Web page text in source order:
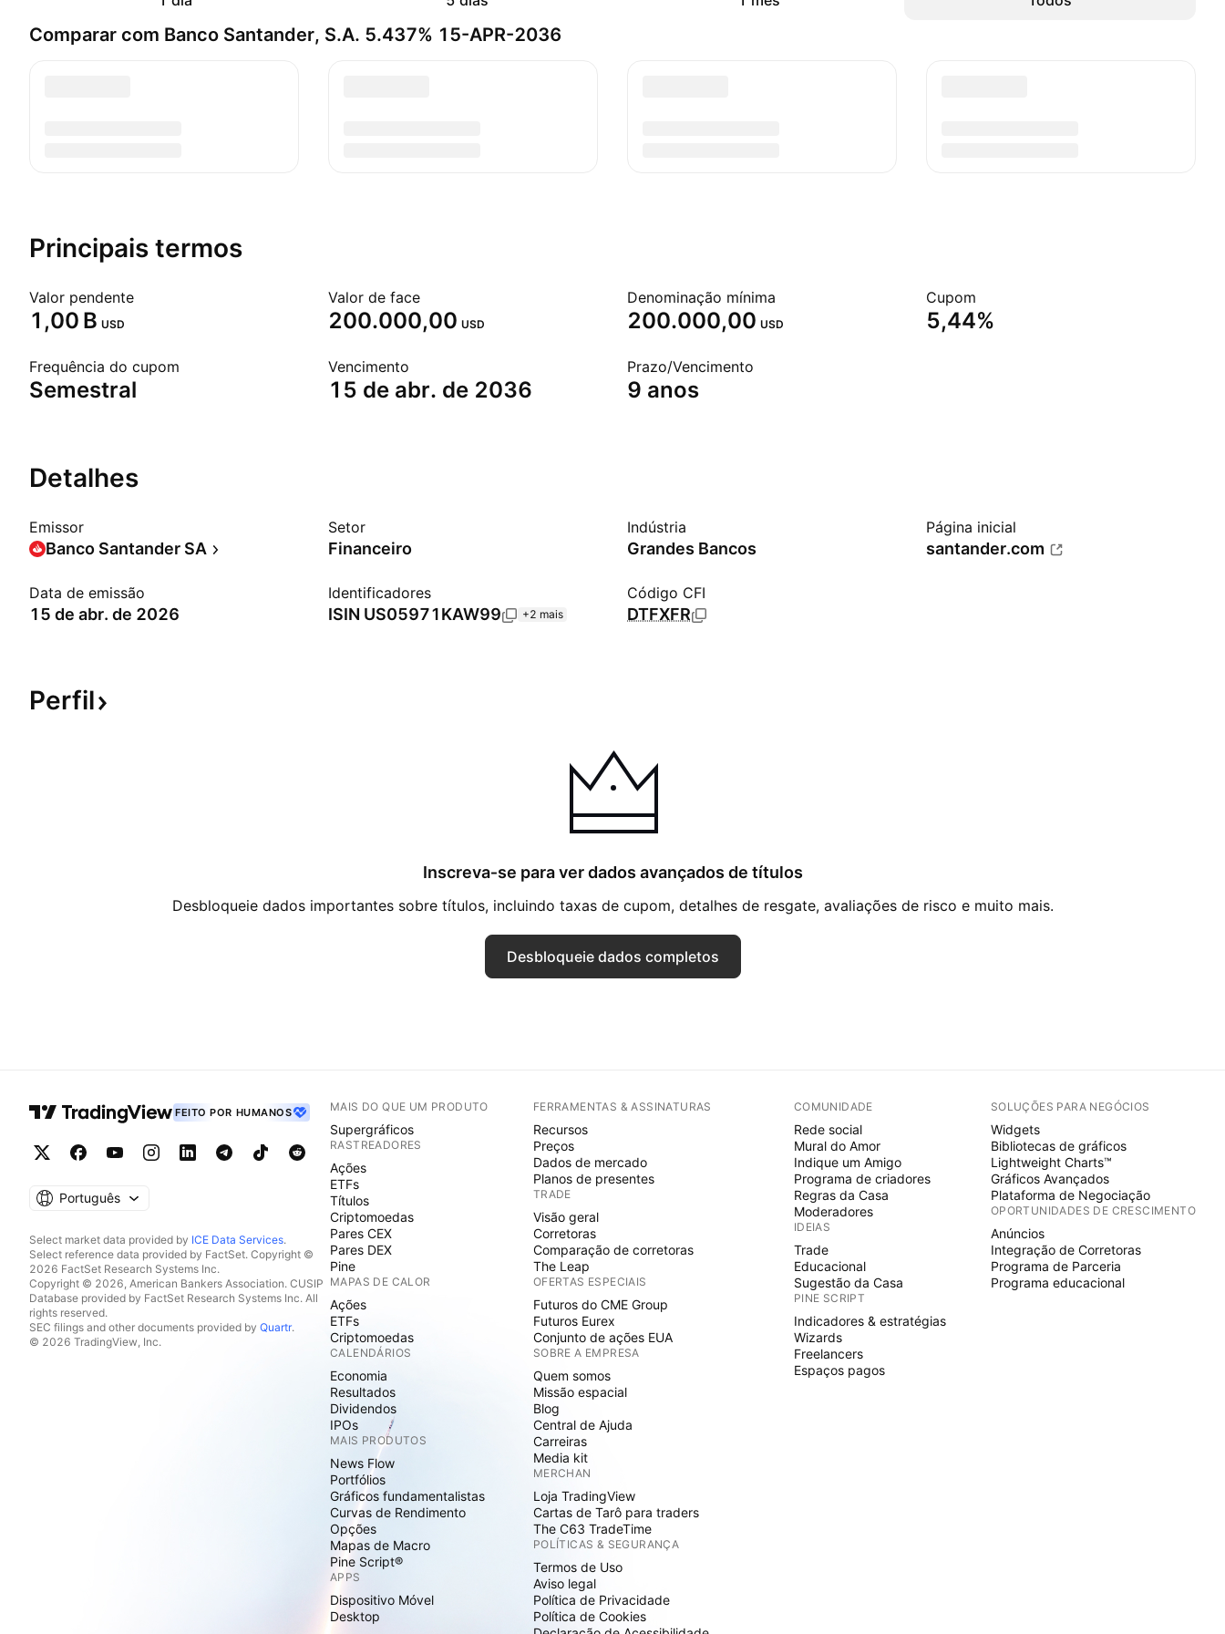
Comparar com Banco Santander, S.A. 5.437% 15-APR-2036
Principais termos
Valor pendente
‪1,00 B‬ USD
Valor de face
200.000,00 USD
Denominação mínima
200.000,00 USD
Cupom
5,44%
Frequência do cupom
Semestral
Vencimento
15 de abr. de 2036
Prazo/Vencimento
9 anos
Detalhes
Emissor
Banco Santander SA
Setor
Financeiro
Indústria
Grandes Bancos
Página inicial
santander.com
Data de emissão
15 de abr. de 2026
Identificadores
ISIN US05971KAW99 +2 mais
Código CFI
DTFXFR
Perfil
Inscreva‑se para ver dados avançados de títulos
Desbloqueie dados importantes sobre títulos, incluindo taxas de cupom, detalhes de resgate, avaliações de risco e muito mais.
Desbloqueie dados completos
FEITO POR HUMANOS
Português
Select market data provided by ICE Data Services.
Select reference data provided by FactSet. Copyright ©
2026 FactSet Research Systems Inc.
Copyright © 2026, American Bankers Association. CUSIP
Database provided by FactSet Research Systems Inc. All
rights reserved.
SEC filings and other documents provided by Quartr.
© 2026 TradingView, Inc.
MAIS DO QUE UM PRODUTO
Supergráficos
RASTREADORES
Ações
ETFs
Títulos
Criptomoedas
Pares CEX
Pares DEX
Pine
MAPAS DE CALOR
Ações
ETFs
Criptomoedas
CALENDÁRIOS
Economia
Resultados
Dividendos
IPOs
MAIS PRODUTOS
News Flow
Portfólios
Gráficos fundamentalistas
Curvas de Rendimento
Opções
Mapas de Macro
Pine Script®
APPS
Dispositivo Móvel
Desktop
FERRAMENTAS & ASSINATURAS
Recursos
Preços
Dados de mercado
Planos de presentes
TRADE
Visão geral
Corretoras
Comparação de corretoras
The Leap
OFERTAS ESPECIAIS
Futuros do CME Group
Futuros Eurex
Conjunto de ações EUA
SOBRE A EMPRESA
Quem somos
Missão espacial
Blog
Central de Ajuda
Carreiras
Media kit
MERCHAN
Loja TradingView
Cartas de Tarô para traders
The C63 TradeTime
POLÍTICAS & SEGURANÇA
Termos de Uso
Aviso legal
Política de Privacidade
Política de Cookies
COMUNIDADE
Rede social
Mural do Amor
Indique um Amigo
Programa de criadores
Regras da Casa
Moderadores
IDEIAS
Trade
Educacional
Sugestão da Casa
PINE SCRIPT
Indicadores & estratégias
Wizards
Freelancers
Espaços pagos
SOLUÇÕES PARA NEGÓCIOS
Widgets
Bibliotecas de gráficos
Lightweight Charts™
Gráficos Avançados
Plataforma de Negociação
OPORTUNIDADES DE CRESCIMENTO
Anúncios
Integração de Corretoras
Programa de Parceria
Programa educacional